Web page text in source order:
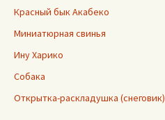
Красный бык Акабеко
Миниатюрная свинья
Ину Харико
Собака
Открытка-раскладушка (снеговик)